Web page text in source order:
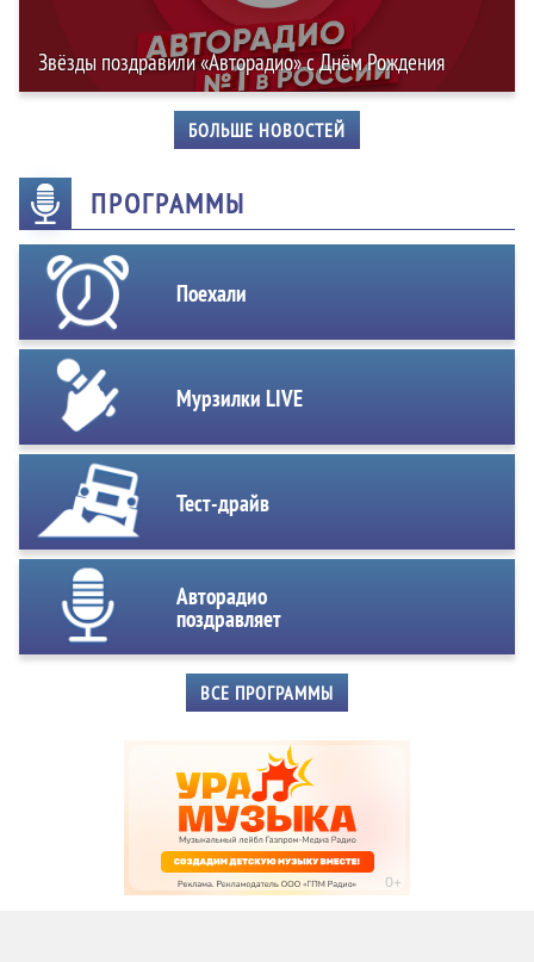
Звёзды поздравили «Авторадио» с Днём Рождения
БОЛЬШЕ НОВОСТЕЙ
ПРОГРАММЫ
Поехали
Мурзилки LIVE
Тест-драйв
Авторадио
поздравляет
ВСЕ ПРОГРАММЫ